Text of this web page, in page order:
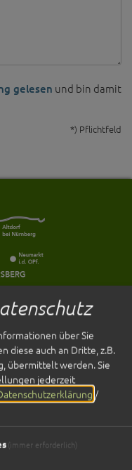
gelesen und bin damit
*) Pflichtfeld
über Sie
diese auch an Dritte, z.B.
übermittelt werden. Sie
jederzeit
/
(immer erforderlich)